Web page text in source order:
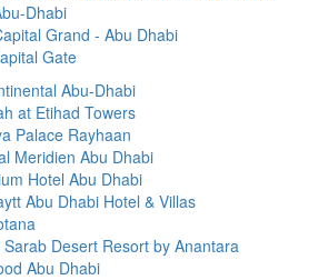
Dhabi
Grand - Abu Dhabi
Gate
Abu-Dhabi
at Etihad Towers
Palace Rayhaan
Meridien Abu Dhabi
Hotel Abu Dhabi
Abu Dhabi Hotel & Villas
Sarab Desert Resort by Anantara
Abu Dhabi